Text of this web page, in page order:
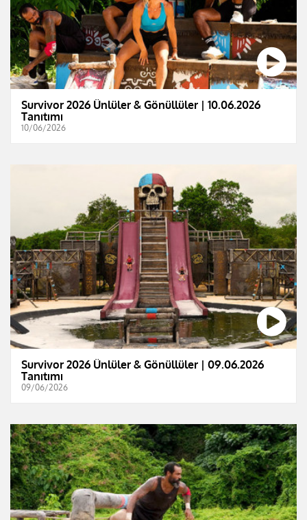
Survivor 2026 Ünlüler & Gönüllüler | 10.06.2026
Tanıtımı
10/06/2026
Survivor 2026 Ünlüler & Gönüllüler | 09.06.2026
Tanıtımı
09/06/2026